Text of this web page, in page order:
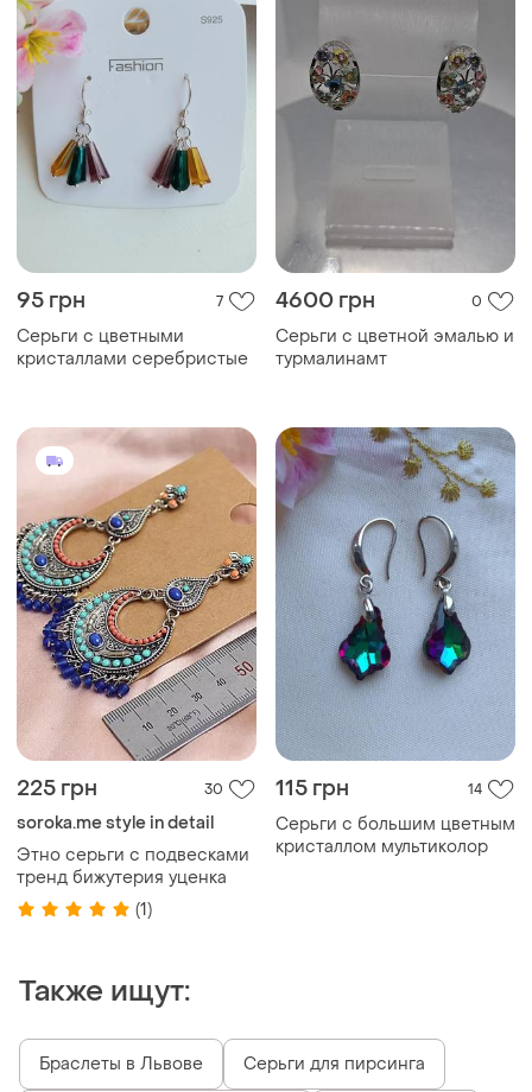
95 грн 7
Серьги с цветными
кристаллами серебристые
4600 грн 0
Серьги с цветной эмалью и
турмалинамт
225 грн 30
soroka.me style in detail
Этно серьги с подвесками
тренд бижутерия уценка
(1)
115 грн 14
Серьги с большим цветным
кристаллом мультиколор
Также ищут:
Браслеты в Львове Серьги для пирсинга